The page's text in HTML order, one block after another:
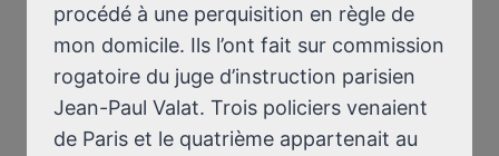
procédé à une perquisition en règle de
mon domicile. Ils l’ont fait sur commission
rogatoire du juge d’instruction parisien
Jean-Paul Valat. Trois policiers venaient
de Paris et le quatrième appartenait au